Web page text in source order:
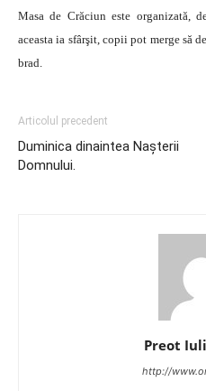
Masa de Crăciun este organizată,
aceasta ia sfârşit, copii pot merge să
brad.
Articolul precedent
Duminica dinaintea Nașterii
Domnului.
Preot
http://